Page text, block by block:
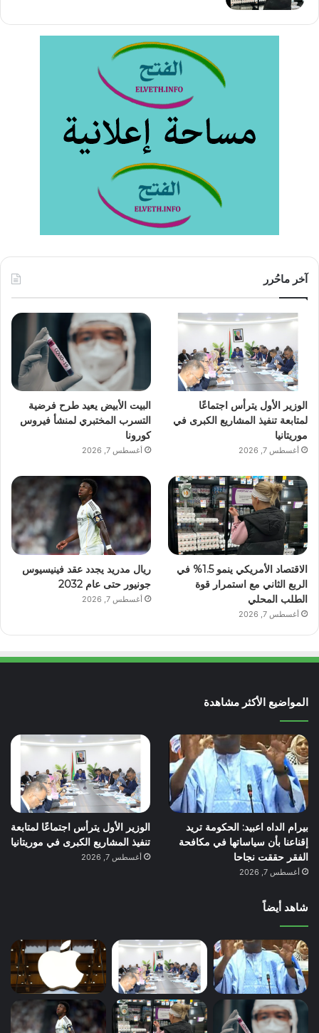
آخر ماحُرر
الوزير الأول يترأس اجتماعًا
لمتابعة تنفيذ المشاريع الكبرى في
موريتانيا
أغسطس 7, 2026
البيت الأبيض يعيد طرح فرضية
التسرب المختبري لمنشأ فيروس
كورونا
أغسطس 7, 2026
الاقتصاد الأمريكي ينمو 1.5% في
الربع الثاني مع استمرار قوة
الطلب المحلي
أغسطس 7, 2026
ريال مدريد يجدد عقد فينيسيوس
جونيور حتى عام 2032
أغسطس 7, 2026
المواضيع الأكثر مشاهدة
بيرام الداه اعبيد: الحكومة تريد
إقناعنا بأن سياساتها في مكافحة
الفقر حققت نجاحا
أغسطس 7, 2026
الوزير الأول يترأس اجتماعًا لمتابعة
تنفيذ المشاريع الكبرى في موريتانيا
أغسطس 7, 2026
شاهد أيضاً